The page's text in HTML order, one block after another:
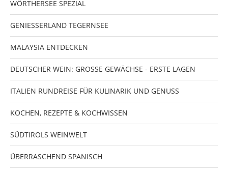
WÖRTHERSEE SPEZIAL
GENIESSERLAND TEGERNSEE
MALAYSIA ENTDECKEN
DEUTSCHER WEIN: GROSSE GEWÄCHSE - ERSTE LAGEN
ITALIEN RUNDREISE FÜR KULINARIK UND GENUSS
KOCHEN, REZEPTE & KOCHWISSEN
SÜDTIROLS WEINWELT
ÜBERRASCHEND SPANISCH